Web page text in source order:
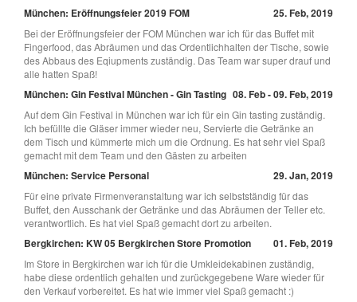
München: Eröffnungsfeier 2019 FOM 25. Feb, 2019
Bei der Eröffnungsfeier der FOM München war ich für das Buffet mit
Fingerfood, das Abräumen und das Ordentlichhalten der Tische, sowie
des Abbaus des Eqiupments zuständig. Das Team war super drauf und
alle hatten Spaß!
München: Gin Festival München - Gin Tasting 08. Feb - 09. Feb, 2019
Auf dem Gin Festival in München war ich für ein Gin tasting zuständig.
Ich befüllte die Gläser immer wieder neu, Servierte die Getränke an
dem Tisch und kümmerte mich um die Ordnung. Es hat sehr viel Spaß
gemacht mit dem Team und den Gästen zu arbeiten
München: Service Personal 29. Jan, 2019
Für eine private Firmenveranstaltung war ich selbstständig für das
Buffet, den Ausschank der Getränke und das Abräumen der Teller etc.
verantwortlich. Es hat viel Spaß gemacht dort zu arbeiten.
Bergkirchen: KW 05 Bergkirchen Store Promotion 01. Feb, 2019
Im Store in Bergkirchen war ich für die Umkleidekabinen zuständig,
habe diese ordentlich gehalten und zurückgegebene Ware wieder für
den Verkauf vorbereitet. Es hat wie immer viel Spaß gemacht :)